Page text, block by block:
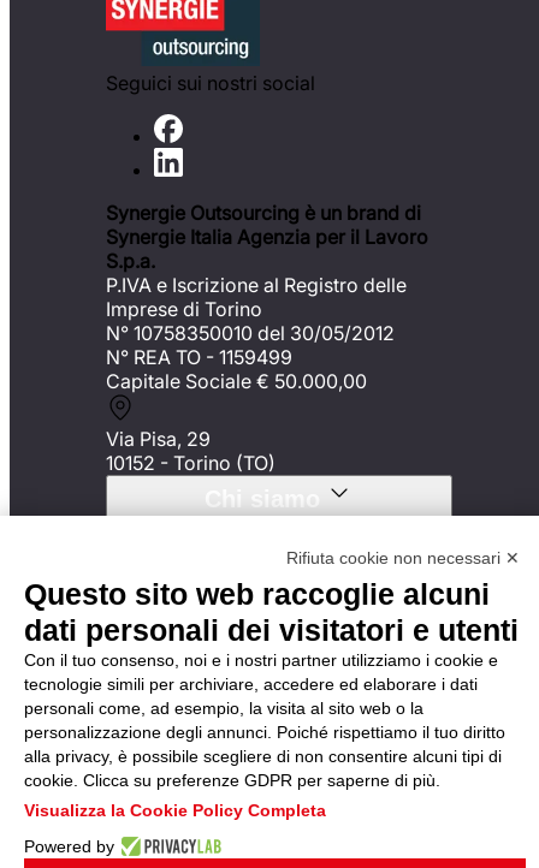
Seguici sui nostri social
Synergie Outsourcing è un brand di
Synergie Italia Agenzia per il Lavoro
S.p.a.
P.IVA e Iscrizione al Registro delle
Imprese di Torino
N° 10758350010 del 30/05/2012
N° REA TO - 1159499
Capitale Sociale € 50.000,00
Via Pisa, 29
10152 - Torino (TO)
Chi siamo
Synergie Outsourcing
Certificazioni
Etica e Trasparenza
Le nostre soluzioni
Logistica & Handling
Facility Management &
Cleaning
Marketing & Events
Office & BPO
Rifiuta cookie non necessari ✕
Questo sito web raccoglie alcuni
dati personali dei visitatori e utenti
Con il tuo consenso, noi e i nostri partner utilizziamo i cookie e
tecnologie simili per archiviare, accedere ed elaborare i dati
personali come, ad esempio, la visita al sito web o la
personalizzazione degli annunci. Poiché rispettiamo il tuo diritto
alla privacy, è possibile scegliere di non consentire alcuni tipi di
cookie. Clicca su preferenze GDPR per saperne di più.
Visualizza la Cookie Policy Completa
Powered by